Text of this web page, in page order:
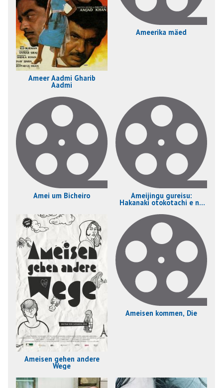
Ameer Aadmi Gharib
Aadmi
Ameerika mäed
Amei um Bicheiro Ameijingu gureisu:
Hakanaki otokotachi e no
Ameisen gehen andere
Wege
Ameisen kommen, Die